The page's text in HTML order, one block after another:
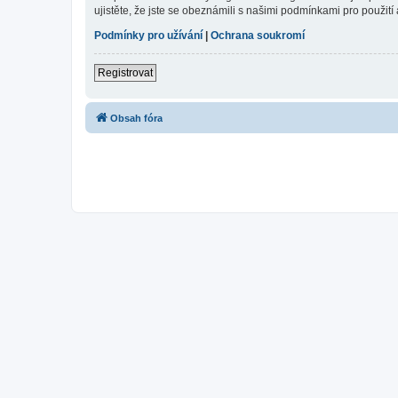
ujistěte, že jste se obeznámili s našimi podmínkami pro
Podmínky pro užívání
Ochrana soukromí
Registrovat
Obsah fóra